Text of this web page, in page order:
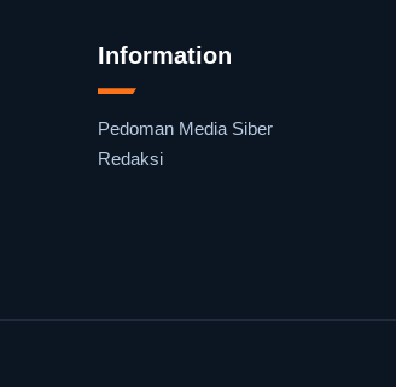
Information
Pedoman Media Siber
Redaksi